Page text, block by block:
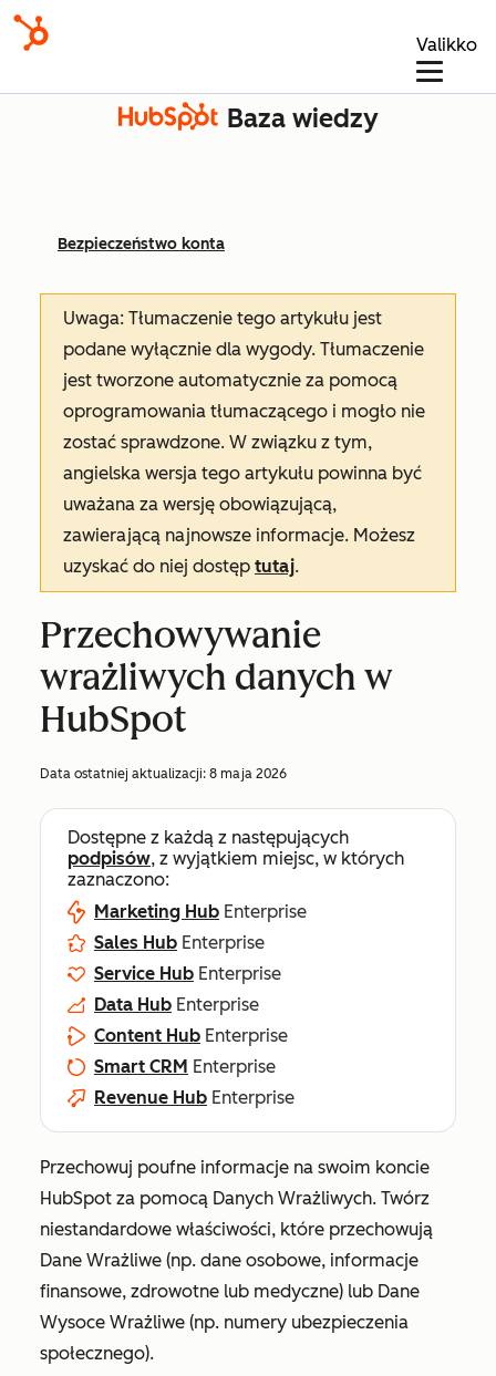
Valikko
Baza wiedzy
Bezpieczeństwo konta
Uwaga: Tłumaczenie tego artykułu jest
podane wyłącznie dla wygody. Tłumaczenie
jest tworzone automatycznie za pomocą
oprogramowania tłumaczącego i mogło nie
zostać sprawdzone. W związku z tym,
angielska wersja tego artykułu powinna być
uważana za wersję obowiązującą,
zawierającą najnowsze informacje. Możesz
uzyskać do niej dostęp tutaj.
Przechowywanie
wrażliwych danych w
HubSpot
Data ostatniej aktualizacji: 8 maja 2026
Dostępne z każdą z następujących
podpisów, z wyjątkiem miejsc, w których
zaznaczono:
Marketing Hub Enterprise
Sales Hub Enterprise
Service Hub Enterprise
Data Hub Enterprise
Content Hub Enterprise
Smart CRM Enterprise
Revenue Hub Enterprise
Przechowuj poufne informacje na swoim koncie
HubSpot za pomocą Danych Wrażliwych. Twórz
niestandardowe właściwości, które przechowują
Dane Wrażliwe (np. dane osobowe, informacje
finansowe, zdrowotne lub medyczne) lub Dane
Wysoce Wrażliwe (np. numery ubezpieczenia
społecznego).